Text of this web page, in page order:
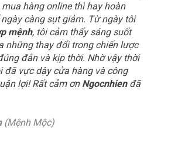
hàng online thì hay hoàn
càng sụt giảm. Từ ngày tôi
mệnh, tôi cảm thấy sáng suốt
những thay đổi trong chiến lược
đắn và kịp thời. Nhờ vậy thời
đã vực dậy cửa hàng và công
lợi! Rất cảm ơn Ngocnhienđã
(Mệnh Mộc)